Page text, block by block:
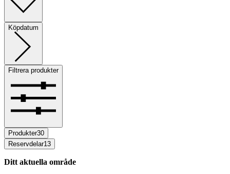
Köpdatum
Filtrera produkter
Produkter30
Reservdelar13
Ditt aktuella område